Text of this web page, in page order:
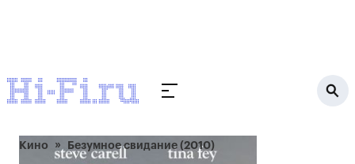
Кино Безумное свидание (2010)